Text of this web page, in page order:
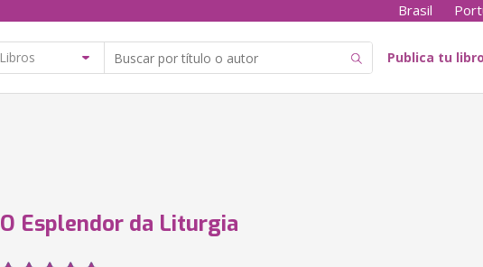
Brasil
Publica tu
O Esplendor da Liturgia